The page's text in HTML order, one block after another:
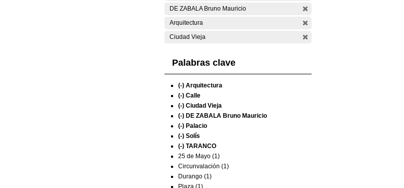
DE ZABALA Bruno Mauricio
Arquitectura
Ciudad Vieja
Palabras clave
(-) Arquitectura
(-) Calle
(-) Ciudad Vieja
(-) DE ZABALA Bruno Mauricio
(-) Palacio
(-) Solís
(-) TARANCO
25 de Mayo (1)
Circunvalación (1)
Durango (1)
Plaza (1)